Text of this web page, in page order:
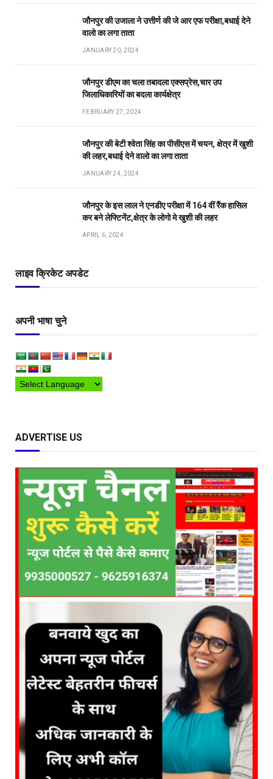
जौनपुर की उजाला ने उत्तीर्ण की जे आर एफ परीक्षा,बधाई देने
वालो का लगा ताता
JANUARY 20, 2024
जौनपुर डीएम का चला तबादला एक्सप्रेस,चार उप
जिलाधिकारियों का बदला कार्यक्षेत्र
FEBRUARY 27, 2024
जौनपुर की बेटी श्वेता सिंह का पीसीएस में चयन, क्षेत्र में खुशी
की लहर,बधाई देने वालो का लगा ताता
JANUARY 24, 2024
जौनपुर के इस लाल ने एनडीए परीक्षा में 164 वीं रैंक हासिल
कर बने लेफ्टिनेंट,क्षेत्र के लोगो मे खुशी की लहर
APRIL 6, 2024
लाइव क्रिकेट अपडेट
अपनी भाषा चुने
ADVERTISE US